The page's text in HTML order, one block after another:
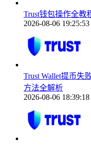
Trust钱包操作全教
2026-08-06 19:25:53
Trust Wallet提币失
方法全解析
2026-08-06 18:39:18